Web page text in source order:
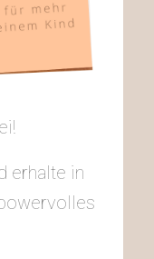
erhalte in